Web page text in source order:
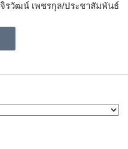
จิรวัฒน์ เพชรกุล/ประชาสัมพันธ์